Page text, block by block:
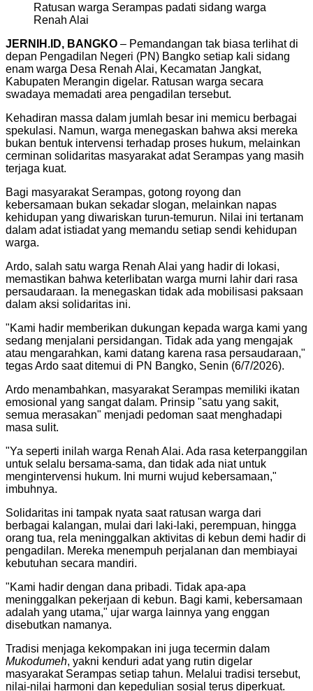
Ratusan warga Serampas padati sidang warga
Renah Alai
JERNIH.ID, ​BANGKO – Pemandangan tak biasa terlihat di
depan Pengadilan Negeri (PN) Bangko setiap kali sidang
enam warga Desa Renah Alai, Kecamatan Jangkat,
Kabupaten Merangin digelar. Ratusan warga secara
swadaya memadati area pengadilan tersebut.
​Kehadiran massa dalam jumlah besar ini memicu berbagai
spekulasi. Namun, warga menegaskan bahwa aksi mereka
bukan bentuk intervensi terhadap proses hukum, melainkan
cerminan solidaritas masyarakat adat Serampas yang masih
terjaga kuat.
​Bagi masyarakat Serampas, gotong royong dan
kebersamaan bukan sekadar slogan, melainkan napas
kehidupan yang diwariskan turun-temurun. Nilai ini tertanam
dalam adat istiadat yang memandu setiap sendi kehidupan
warga.
​Ardo, salah satu warga Renah Alai yang hadir di lokasi,
memastikan bahwa keterlibatan warga murni lahir dari rasa
persaudaraan. Ia menegaskan tidak ada mobilisasi paksaan
dalam aksi solidaritas ini.
​"Kami hadir memberikan dukungan kepada warga kami yang
sedang menjalani persidangan. Tidak ada yang mengajak
atau mengarahkan, kami datang karena rasa persaudaraan,"
tegas Ardo saat ditemui di PN Bangko, Senin (6/7/2026).
​Ardo menambahkan, masyarakat Serampas memiliki ikatan
emosional yang sangat dalam. Prinsip "satu yang sakit,
semua merasakan" menjadi pedoman saat menghadapi
masa sulit.
​"Ya seperti inilah warga Renah Alai. Ada rasa keterpanggilan
untuk selalu bersama-sama, dan tidak ada niat untuk
mengintervensi hukum. Ini murni wujud kebersamaan,"
imbuhnya.
​Solidaritas ini tampak nyata saat ratusan warga dari
berbagai kalangan, mulai dari laki-laki, perempuan, hingga
orang tua, rela meninggalkan aktivitas di kebun demi hadir di
pengadilan. Mereka menempuh perjalanan dan membiayai
kebutuhan secara mandiri.
​"Kami hadir dengan dana pribadi. Tidak apa-apa
meninggalkan pekerjaan di kebun. Bagi kami, kebersamaan
adalah yang utama," ujar warga lainnya yang enggan
disebutkan namanya.
​Tradisi menjaga kekompakan ini juga tecermin dalam
Mukodumeh, yakni kenduri adat yang rutin digelar
masyarakat Serampas setiap tahun. Melalui tradisi tersebut,
nilai-nilai harmoni dan kepedulian sosial terus diperkuat.